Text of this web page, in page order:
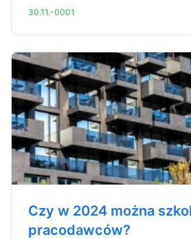
30.11.-0001
Czy w 2024 można
pracodawców?